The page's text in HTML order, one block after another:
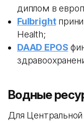
диплом в
Fulbright
Health;
DAAD EPOS
Водные
Для